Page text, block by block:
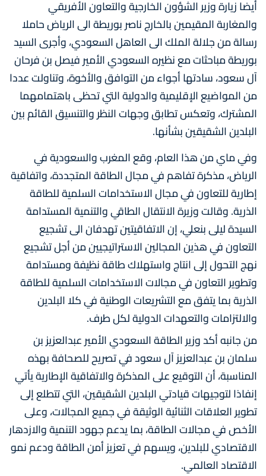
أيضا زيارة وزير الشؤون الخارجية والتعاون الأفريقي
والمغاربة المقيمين بالخارج ناصر بوريطة الى الرياض حاملا
رسالة من جلالة الملك الى العاهل السعودي، وأجرى السيد
بوريطة مباحثات مع نظيره السعودي الأمير فيصل بن فرحان
آل سعود، سادتها أجواء من التوافق والأخوة، وتناولت عددا
من المواضيع الإقليمية والدولية التي تحظى باهتمامهما
المشترك، وتعكس تطابق وجهات النظر والتنسيق القائم بين
البلدين الشقيقين بشأنها.
وفي ماي من هذا العام، وقع المغرب والسعودية في
الرياض، مذكرة تفاهم في مجال الطاقة المتجددة، واتفاقية
إطارية للتعاون في مجال الاستخدامات السلمية للطاقة
الذرية. وقالت وزيرة الانتقال الطاقي والتنمية المستدامة
السيدة ليلى بنعلي، إن الاتفاقيتين تهدفان الى تشجيع
التعاون في هذين المجالين الاستراتيجيين من أجل تشجيع
نهج التحول إلى انتاج واستهلاك طاقة نظيفة ومستدامة
وتطوير التعاون في مجالات الاستخدامات السلمية للطاقة
الذرية بما يتفق مع التشريعات الوطنية في كلا البلدين
والالتزامات والتعهدات الدولية لكل طرف.
من جانبه أكد وزير الطاقة السعودي الأمير عبدالعزيز بن
سلمان بن عبدالعزيز آل سعود في تصريح للصحافة بهذه
المناسبة، أن التوقيع على المذكرة والاتفاقية الإطارية يأتي
إنفاذا لتوجيهات قيادتي البلدين الشقيقين، التي تتطلع إلى
تطوير العلاقات الثنائية الوثيقة في جميع المجالات، وعلى
الأخص في مجالات الطاقة، بما يدعم جهود التنمية والازدهار
الاقتصادي للبلدين، ويسهم في تعزيز أمن الطاقة ودعم نمو
الاقتصاد العالمي.